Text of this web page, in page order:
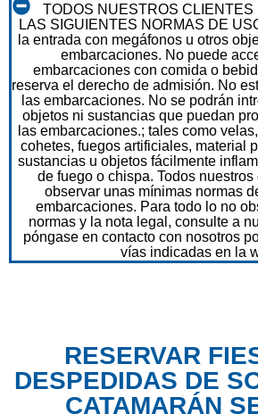
TODOS NUESTROS
LAS SIGUIENTES NORMAS DE
la entrada con megáfonos u otros
embarcaciones. No puede
embarcaciones con comida o
reserva el derecho de admisión. No
las embarcaciones. No se podrán
objetos ni sustancias que puedan
las embarcaciones.; tales como
cohetes, fuegos artificiales, material
sustancias u objetos fácilmente
de fuego o chispa. Todos
observar unas mínimas normas
embarcaciones. Para todo lo no
normas y la nota legal, consulte a
póngase en contacto con nosotros
vías indicadas en la
RESERVAR
DESPEDIDAS DE
CATAMARÁN